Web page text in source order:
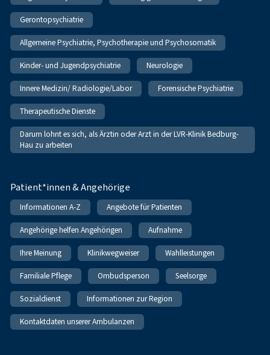
Gerontopsychiatrie
Allgemeine Psychiatrie, Psychotherapie und Psychosomatik
Kinder- und Jugendpsychiatrie Neurologie
Innere Medizin/ Radiologie/Labor Forensische Psychiatrie
Therapeutische Dienste
Darum lohnt es sich, als Ärztin oder Arzt in der LVR-Klinik Bedburg-
Hau zu arbeiten
Patient*innen & Angehörige
Informationen A-Z Angebote für Patienten
Angehörige helfen Angehörigen Aufnahme
Ihre Meinung Klinikwegweiser Wahlleistungen
Familiale Pflege Ombudsperson Seelsorge
Sozialdienst Informationen zur Region
Kontaktdaten unserer Ambulanzen